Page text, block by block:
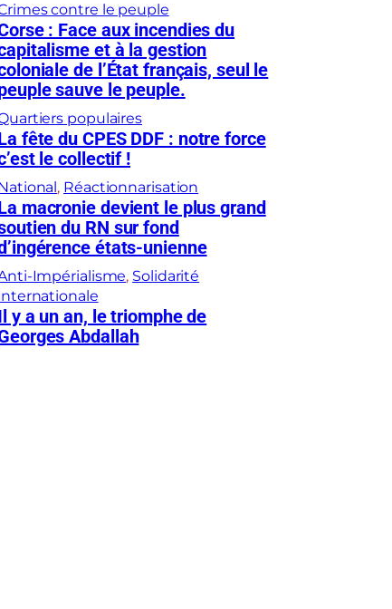
contre le peuple
: Face aux incendies du
et à la gestion
de l’État français, seul le
sauve le peuple.
populaires
fête du CPES DDF : notre force
le collectif !
, Réactionnarisation
macronie devient le plus grand
du RN sur fond
états-unienne
Impérialisme, Solidarité
y a un an, le triomphe de
Abdallah